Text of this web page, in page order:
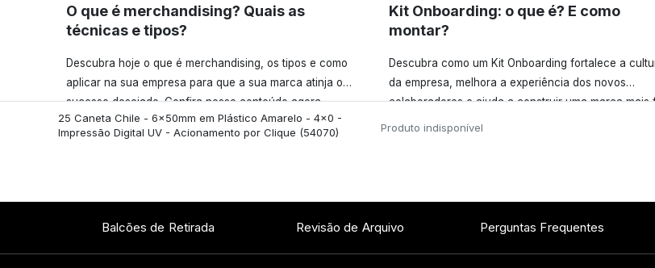
O que é merchandising? Quais as
técnicas e tipos?
Descubra hoje o que é merchandising, os tipos e como
aplicar na sua empresa para que a sua marca atinja o
sucesso desejado. Confira nosso conteúdo agora
mesmo!
Kit Onboarding: o que é? E como
montar?
Descubra como um Kit Onboarding fortalece a
da empresa, melhora a experiência dos novos
colaboradores e ajuda a construir uma marca mais
25 Caneta Chile - 6x50mm em Plástico Amarelo - 4x0 -
Impressão Digital UV - Acionamento por Clique (54070) Produto indisponível
Balcões de Retirada Revisão de Arquivo Perguntas Frequentes